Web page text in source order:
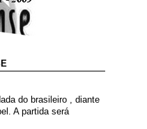
do brasileiro , diante
A partida será